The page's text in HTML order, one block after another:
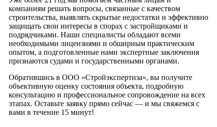
компаниям решать вопросы, связанные с качеством
строительства, выявлять скрытые недостатки и эффективно
защищать свои интересы в спорах с застройщиками и
подрядчиками. Наши специалисты обладают всеми
необходимыми лицензиями и обширным практическим
опытом, а подготовленные нами экспертные заключения
признаются судами и государственными органами.
Обратившись в ООО «Стройэкспертиза», вы получите
объективную оценку состояния объекта, подробную
консультацию и профессиональное сопровождение на всех
этапах. Оставьте заявку прямо сейчас — и мы свяжемся с
вами в течение 15 минут!